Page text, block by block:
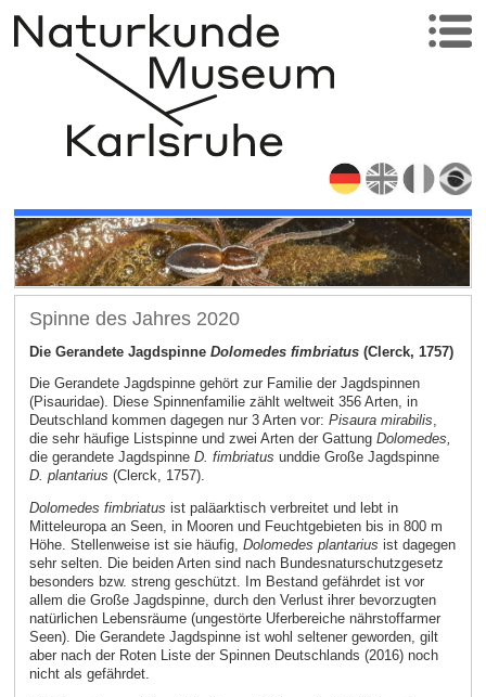
Spinne des Jahres 2020
Die Gerandete Jagdspinne Dolomedes fimbriatus(Clerck, 1757)
Die Gerandete Jagdspinne gehört zur Familie der Jagdspinnen
(Pisauridae). Diese Spinnenfamilie zählt weltweit 356 Arten, in
Deutschland kommen dagegen nur 3 Arten vor: Pisaura mirabilis,
die sehr häufige Listspinne und zwei Arten der Gattung Dolomedes,
die gerandete Jagdspinne D. fimbriatus unddie Große Jagdspinne
D. plantarius (Clerck, 1757).
Dolomedes fimbriatus ist paläarktisch verbreitet und lebt in
Mitteleuropa an Seen, in Mooren und Feuchtgebieten bis in 800 m
Höhe. Stellenweise ist sie häufig, Dolomedes plantarius ist dagegen
sehr selten. Die beiden Arten sind nach Bundesnaturschutzgesetz
besonders bzw. streng geschützt. Im Bestand gefährdet ist vor
allem die Große Jagdspinne, durch den Verlust ihrer bevorzugten
natürlichen Lebensräume (ungestörte Uferbereiche nährstoffarmer
Seen). Die Gerandete Jagdspinne ist wohl seltener geworden, gilt
aber nach der Roten Liste der Spinnen Deutschlands (2016) noch
nicht als gefährdet.